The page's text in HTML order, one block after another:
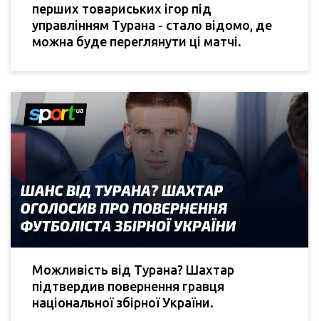
перших товариських ігор під
управлінням Турана - стало відомо, де
можна буде переглянути ці матчі.
Можливість від Турана? Шахтар
підтвердив повернення гравця
національної збірної України.